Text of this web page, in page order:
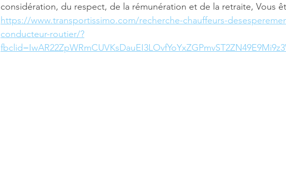
considération, du respect, de la rémunération et de la retraite, Vous
https://www.transportissimo.com/recherche-chauffeurs-
conducteur-routier/?